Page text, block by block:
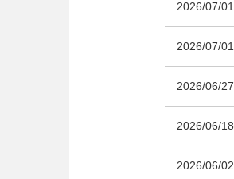
2026/07/01
2026/07/01
2026/06/27
2026/06/18
2026/06/02